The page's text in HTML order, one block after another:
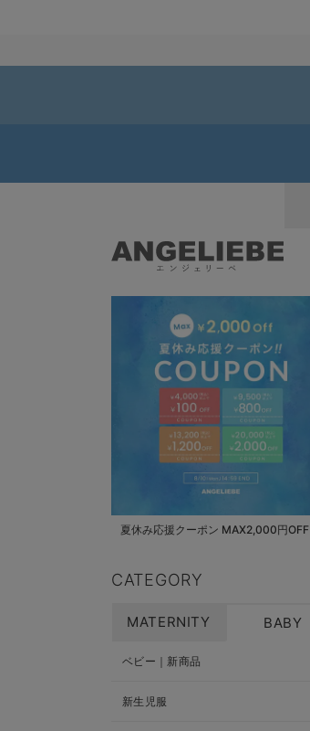
夏休み応援クーポン MAX2,000円OFF
CATEGORY
MATERNITY BABY
ベビー｜新商品
新生児服